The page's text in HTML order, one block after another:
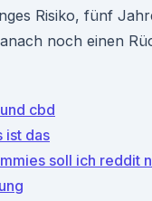
Risiko, fünf
noch einen
cbd
ist das
soll ich reddit